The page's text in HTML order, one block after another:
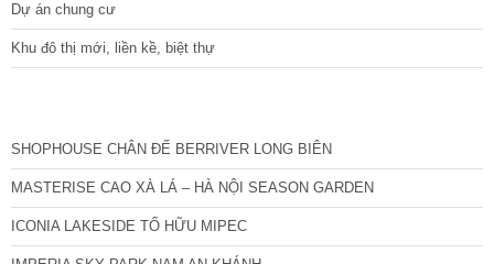
Dự án chung cư
Khu đô thị mới, liền kề, biệt thự
SHOPHOUSE CHÂN ĐẾ BERRIVER LONG BIÊN
MASTERISE CAO XÀ LÁ – HÀ NỘI SEASON GARDEN
ICONIA LAKESIDE TỐ HỮU MIPEC